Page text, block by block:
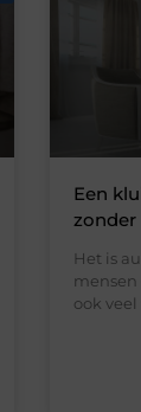
Een
Het is
ook